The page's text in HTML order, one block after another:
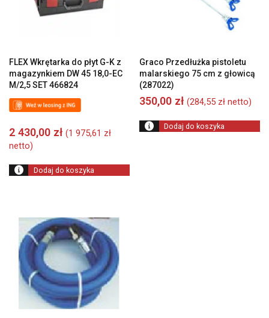
FLEX Wkrętarka do płyt G-K z
magazynkiem DW 45 18,0-EC
M/2,5 SET 466824
2 430,00 zł (1 975,61 zł
netto)
Dodaj do koszyka
Graco Przedłużka pistoletu
malarskiego 75 cm z głowicą
(287022)
350,00 zł (284,55 zł netto)
Dodaj do koszyka